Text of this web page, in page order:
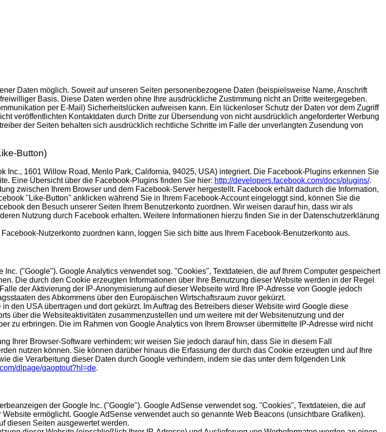
Daten möglich. Soweit auf unseren Seiten personenbezogene Daten (beispielsweise Name, Anschrift
Basis. Diese Daten werden ohne Ihre ausdrückliche Zustimmung nicht an Dritte weitergegeben.
per E-Mail) Sicherheitslücken aufweisen kann. Ein lückenloser Schutz der Daten vor dem Zugriff
veröffentlichten Kontaktdaten durch Dritte zur Übersendung von nicht ausdrücklich angeforderter Werbung
der Seiten behalten sich ausdrücklich rechtliche Schritte im Falle der unverlangten Zusendung von
Button)
1601 Willow Road, Menlo Park, California, 94025, USA) integriert. Die Facebook-Plugins erkennen Sie
Eine Übersicht über die Facebook-Plugins finden Sie hier: http://developers.facebook.com/docs/plugins/.
zwischen Ihrem Browser und dem Facebook-Server hergestellt. Facebook erhält dadurch die Information,
"Like-Button" anklicken während Sie in Ihrem Facebook-Account eingeloggt sind, können Sie die
den Besuch unserer Seiten Ihrem Benutzerkonto zuordnen. Wir weisen darauf hin, dass wir als
Nutzung durch Facebook erhalten. Weitere Informationen hierzu finden Sie in der Datenschutzerklärung
Nutzerkonto zuordnen kann, loggen Sie sich bitte aus Ihrem Facebook-Benutzerkonto aus.
("Google"). Google Analytics verwendet sog. "Cookies", Textdateien, die auf Ihrem Computer gespeichert
Die durch den Cookie erzeugten Informationen über Ihre Benutzung dieser Website werden in der Regel
der Aktivierung der IP-Anonymisierung auf dieser Webseite wird Ihre IP-Adresse von Google jedoch
des Abkommens über den Europäischen Wirtschaftsraum zuvor gekürzt.
den USA übertragen und dort gekürzt. Im Auftrag des Betreibers dieser Website wird Google diese
über die Websiteaktivitäten zusammenzustellen und um weitere mit der Websitenutzung und der
zu erbringen. Die im Rahmen von Google Analytics von Ihrem Browser übermittelte IP-Adresse wird nicht
Ihrer Browser-Software verhindern; wir weisen Sie jedoch darauf hin, dass Sie in diesem Fall
nutzen können. Sie können darüber hinaus die Erfassung der durch das Cookie erzeugten und auf Ihre
die Verarbeitung dieser Daten durch Google verhindern, indem sie das unter dem folgenden Link
dlpage/gaoptout?hl=de.
der Google Inc. ("Google"). Google AdSense verwendet sog. "Cookies", Textdateien, die auf
ermöglicht. Google AdSense verwendet auch so genannte Web Beacons (unsichtbare Grafiken).
diesen Seiten ausgewertet werden.